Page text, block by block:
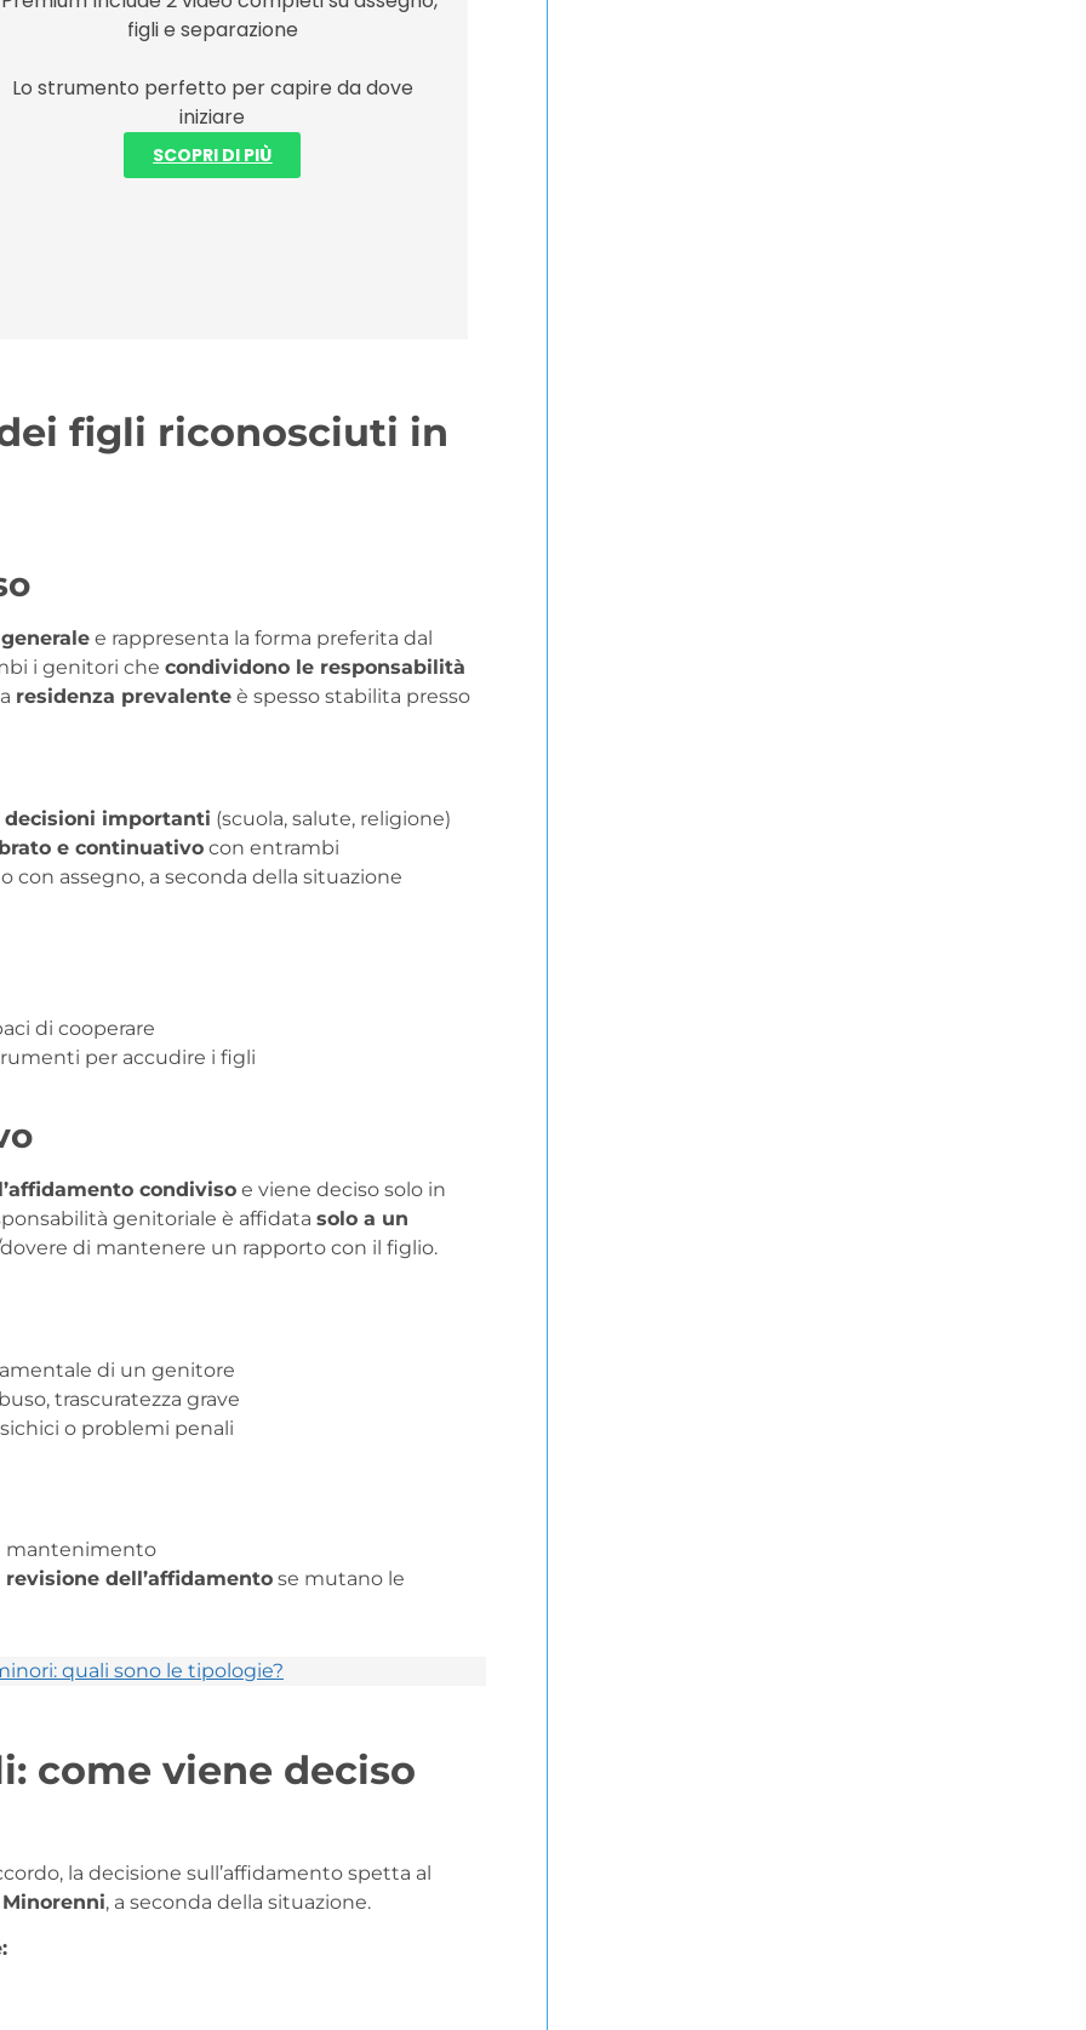
figli e separazione
Lo strumento perfetto per capire da dove
iniziare
SCOPRI DI PIÙ
figli riconosciuti in
e rappresenta la forma preferita dal
i genitori che condividono le responsabilità
residenza prevalente è spesso stabilita presso
importanti (scuola, salute, religione)
e continuativo con entrambi
assegno, a seconda della situazione
di cooperare
per accudire i figli
condiviso e viene deciso solo in
genitoriale è affidata solo a un
di mantenere un rapporto con il figlio.
di un genitore
trascuratezza grave
o problemi penali
mantenimento
revisione dell’affidamento se mutano le
quali sono le tipologie?
come viene deciso
la decisione sull’affidamento spetta al
, a seconda della situazione.